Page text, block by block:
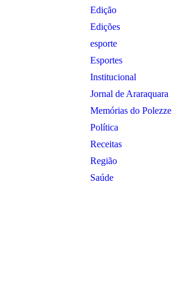
Edição
Edições
esporte
Esportes
Institucional
Jornal de Araraquara
Memórias do Polezze
Política
Receitas
Região
Saúde